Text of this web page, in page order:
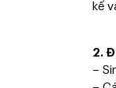
kế
2.
–